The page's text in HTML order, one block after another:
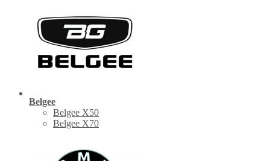
Belgee
Belgee X50
Belgee X70